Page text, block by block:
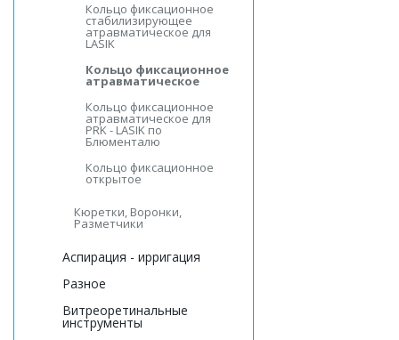
Кольцо фиксационное
стабилизирующее
атравматическое для
LASIK
Кольцо фиксационное
атравматическое
Кольцо фиксационное
атравматическое для
PRK - LASIK по
Блюменталю
Кольцо фиксационное
открытое
Кюретки, Воронки,
Разметчики
Аспирация - ирригация
Разное
Витреоретинальные
инструменты